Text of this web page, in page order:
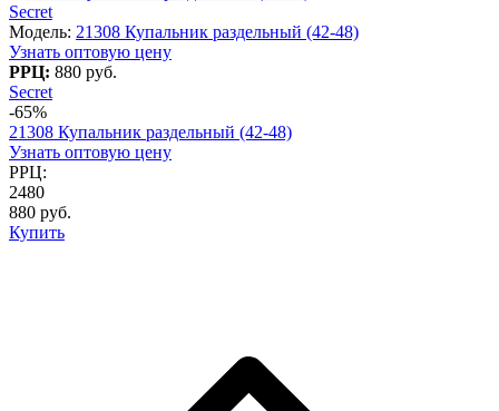
Secret
Модель: 21308 Купальник раздельный (42-48)
Узнать оптовую цену
РРЦ: 880 руб.
Secret
-65%
21308 Купальник раздельный (42-48)
Узнать оптовую цену
РРЦ:
2480
880 руб.
Купить